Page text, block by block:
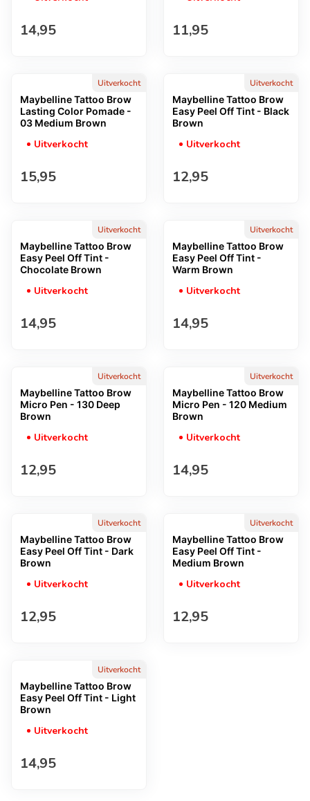
Normale prijs
14,95 Normale prijs
11,95
Uitverkocht
Maybelline Tattoo Brow
Lasting Color Pomade -
03 Medium Brown
Uitverkocht
Normale prijs
15,95
Uitverkocht
Maybelline Tattoo Brow
Easy Peel Off Tint - Black
Brown
Uitverkocht
Normale prijs
12,95
Uitverkocht
Maybelline Tattoo Brow
Easy Peel Off Tint -
Chocolate Brown
Uitverkocht
Normale prijs
14,95
Uitverkocht
Maybelline Tattoo Brow
Easy Peel Off Tint -
Warm Brown
Uitverkocht
Normale prijs
14,95
Uitverkocht
Maybelline Tattoo Brow
Micro Pen - 130 Deep
Brown
Uitverkocht
Normale prijs
12,95
Uitverkocht
Maybelline Tattoo Brow
Micro Pen - 120 Medium
Brown
Uitverkocht
Normale prijs
14,95
Uitverkocht
Maybelline Tattoo Brow
Easy Peel Off Tint - Dark
Brown
Uitverkocht
Normale prijs
12,95
Uitverkocht
Maybelline Tattoo Brow
Easy Peel Off Tint -
Medium Brown
Uitverkocht
Normale prijs
12,95
Uitverkocht
Maybelline Tattoo Brow
Easy Peel Off Tint - Light
Brown
Uitverkocht
Normale prijs
14,95